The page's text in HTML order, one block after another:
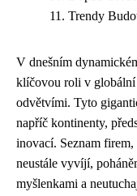
Trendy
V dnešním
klíčovou roli v globální
odvětvími. Tyto
napříč kontinenty,
inovací. Seznam
neustále vyvíjí,
myšlenkami a